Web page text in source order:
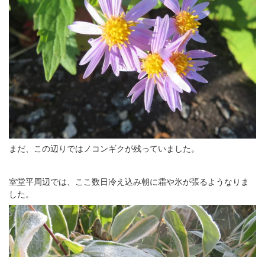
まだ、この辺りではノコンギクが残っていました。
室堂平周辺では、ここ数日冷え込み朝に霜や氷が張るようなりま
した。